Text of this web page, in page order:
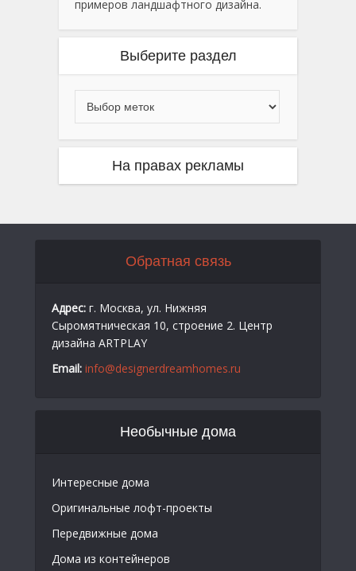
примеров ландшафтного дизайна.
Выберите раздел
На правах рекламы
Обратная связь
Адрес: г. Москва, ул. Нижняя
Сыромятническая 10, строение 2. Центр
дизайна ARTPLAY
Email: info@designerdreamhomes.ru
Необычные дома
Интересные дома
Оригинальные лофт-проекты
Передвижные дома
Дома из контейнеров